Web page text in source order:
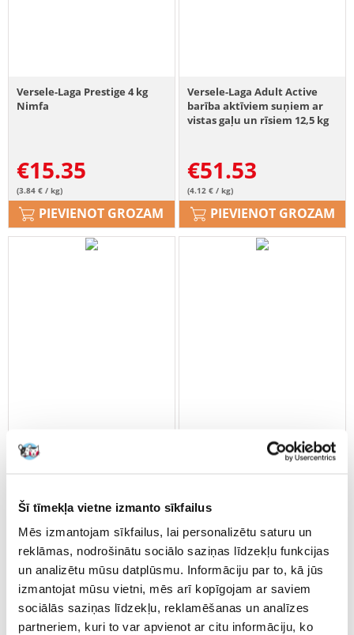
Šī tīmekļa vietne izmanto sīkfailus
Mēs izmantojam sīkfailus, lai personalizētu saturu un
reklāmas, nodrošinātu sociālo saziņas līdzekļu funkcijas
un analizētu mūsu datplūsmu. Informāciju par to, kā jūs
izmantojat mūsu vietni, mēs arī kopīgojam ar saviem
sociālās saziņas līdzekļu, reklamēšanas un analīzes
partneriem, kuri to var apvienot ar citu informāciju, ko
Versele-Laga Prestige 4 kg
Nimfa
€15.35
(3.84 € / kg)
PIEVIENOT GROZAM
Versele-Laga Adult Active
barība aktīviem suņiem ar
vistas gaļu un rīsiem 12,5 kg
€51.53
(4.12 € / kg)
PIEVIENOT GROZAM
VERSELE-LAGA Timothy Hay
Beetroot & Tomato 500 g
€7.31
(14.62 € / kg)
PIEVIENOT GROZAM
Versele Laga Prestige lielo
papagaiļu barība 1 kg
€7.51
(7.51 € / kg)
PIEVIENOT GROZAM